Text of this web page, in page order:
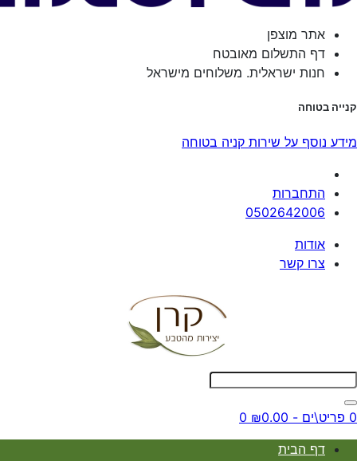
אתר מוצפן
דף התשלום מאובטח
חנות ישראלית. משלוחים מישראל
קנייה בטוחה
מידע נוסף על שירות קניה בטוחה
התחברות
0502642006
אודות
צרו קשר
0 פריט\ים - ₪0.00 0
דף הבית